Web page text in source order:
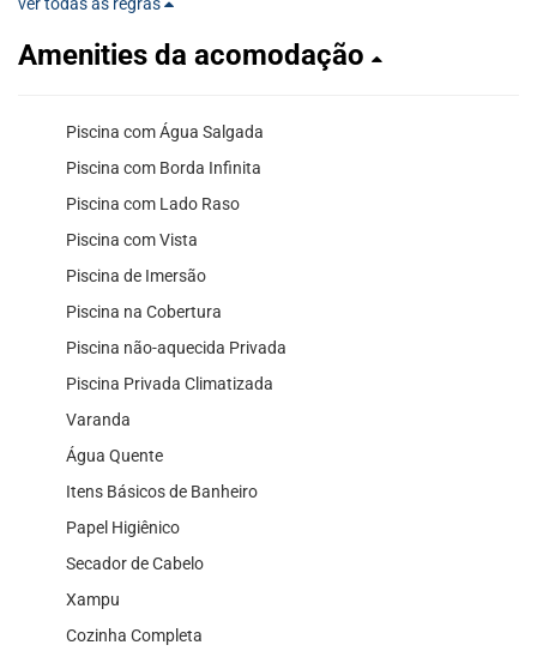
Amenities da acomodação
Piscina com Água Salgada
Piscina com Borda Infinita
Piscina com Lado Raso
Piscina com Vista
Piscina de Imersão
Piscina na Cobertura
Piscina não-aquecida Privada
Piscina Privada Climatizada
Varanda
Água Quente
Itens Básicos de Banheiro
Papel Higiênico
Secador de Cabelo
Xampu
Cozinha Completa